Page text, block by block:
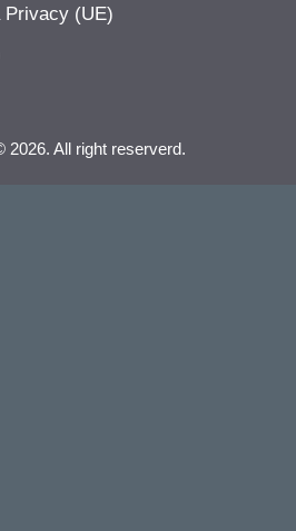
Privacy (UE)
2026. All right reserverd.